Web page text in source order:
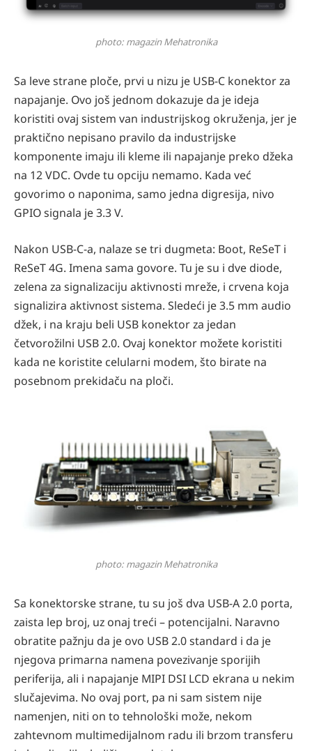
photo: magazin Mehatronika
Sa leve strane ploče, prvi u nizu je USB-C konektor za
napajanje. Ovo još jednom dokazuje da je ideja
koristiti ovaj sistem van industrijskog okruženja, jer je
praktično nepisano pravilo da industrijske
komponente imaju ili kleme ili napajanje preko džeka
na 12 VDC. Ovde tu opciju nemamo. Kada već
govorimo o naponima, samo jedna digresija, nivo
GPIO signala je 3.3 V.
Nakon USB-C-a, nalaze se tri dugmeta: Boot, ReSeT i
ReSeT 4G. Imena sama govore. Tu je su i dve diode,
zelena za signalizaciju aktivnosti mreže, i crvena koja
signalizira aktivnost sistema. Sledeći je 3.5 mm audio
džek, i na kraju beli USB konektor za jedan
četvorožilni USB 2.0. Ovaj konektor možete koristiti
kada ne koristite celularni modem, što birate na
posebnom prekidaču na ploči.
photo: magazin Mehatronika
Sa konektorske strane, tu su još dva USB-A 2.0 porta,
zaista lep broj, uz onaj treći – potencijalni. Naravno
obratite pažnju da je ovo USB 2.0 standard i da je
njegova primarna namena povezivanje sporijih
periferija, ali i napajanje MIPI DSI LCD ekrana u nekim
slučajevima. No ovaj port, pa ni sam sistem nije
namenjen, niti on to tehnološki može, nekom
zahtevnom multimedijalnom radu ili brzom transferu